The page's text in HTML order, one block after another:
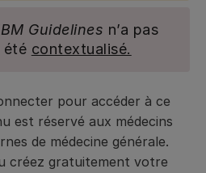
Guidelines n’a pas
été contextualisé.
pour accéder à ce
est réservé aux médecins
de médecine générale.
créez gratuitement votre